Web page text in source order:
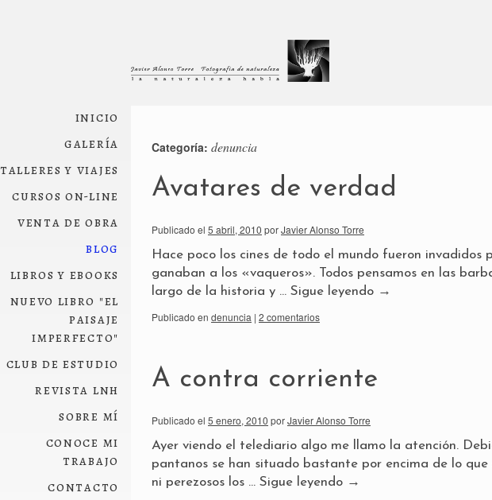
inicio
galería
talleres y viajes
cursos on-line
venta de obra
blog
libros y ebooks
nuevo libro "el
paisaje
imperfecto"
club de estudio
revista lnh
sobre mí
conoce mi
trabajo
contacto
Categoría: denuncia
Avatares de verdad
Publicado el 5 abril, 2010 porJavier Alonso Torre
Hace poco los cines de todo el mundo fueron invadidos
ganaban a los «vaqueros». Todos pensamos en las
largo de la historia y … Sigue leyendo →
Publicado en denuncia | 2 comentarios
A contra corriente
Publicado el 5 enero, 2010 porJavier Alonso Torre
Ayer viendo el telediario algo me llamo la atención.
pantanos se han situado bastante por encima de lo
ni perezosos los … Sigue leyendo →